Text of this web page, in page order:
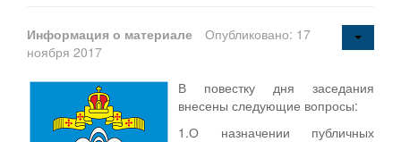
Информация о материале
Опубликовано: 17
ноября 2017
В повестку дня заседания
внесены следующие вопросы:
1.О назначении публичных